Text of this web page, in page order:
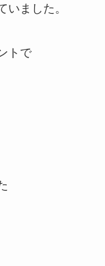
ました。
トで